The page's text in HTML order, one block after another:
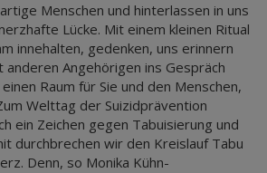
Menschen und hinterlassen in uns
Lücke. Mit einem kleinen Ritual
innehalten, gedenken, uns erinnern
anderen Angehörigen ins Gespräch
Raum für Sie und den Menschen,
Welttag der Suizidprävention
ein Zeichen gegen Tabuisierung und
durchbrechen wir den Kreislauf Tabu
Denn, so Monika Kühn-